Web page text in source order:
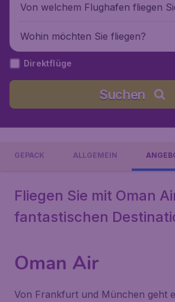
Von welchem Flughafen fliegen
Wohin möchten Sie fliegen?
Direktflüge
Suchen
GEPÄCK ALLGEMEIN
Fliegen Sie mit Oman
fantastischen
Oman Air
Von Frankfurt und München geht